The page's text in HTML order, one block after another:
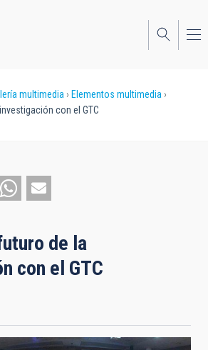
multimedia
Elementos multimedia
con el GTC
de la
con el GTC